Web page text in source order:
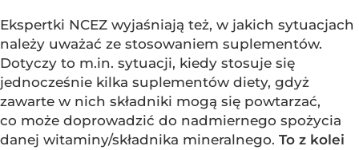
Ekspertki NCEZ wyjaśniają też, w jakich sytuacjach
należy uważać ze stosowaniem suplementów.
Dotyczy to m.in. sytuacji, kiedy stosuje się
jednocześnie kilka suplementów diety, gdyż
zawarte w nich składniki mogą się powtarzać,
co może doprowadzić do nadmiernego spożycia
danej witaminy/składnika mineralnego. To z kolei